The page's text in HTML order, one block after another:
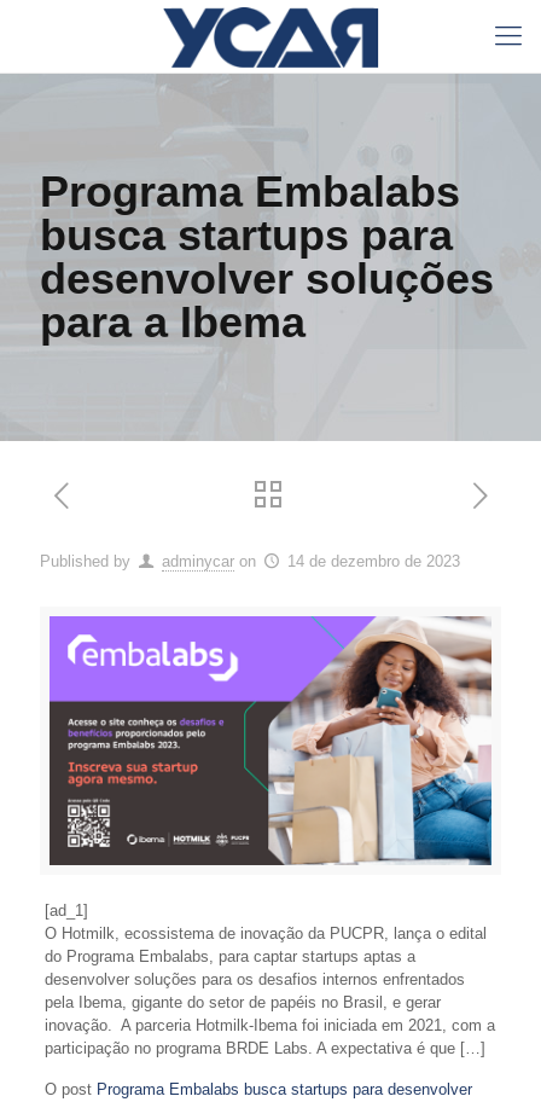
Programa Embalabs
busca startups para
desenvolver soluções
para a Ibema
Published by adminycar on 14 de dezembro de 2023
[ad_1]
O Hotmilk, ecossistema de inovação da PUCPR, lança o edital
do Programa Embalabs, para captar startups aptas a
desenvolver soluções para os desafios internos enfrentados
pela Ibema, gigante do setor de papéis no Brasil, e gerar
inovação. A parceria Hotmilk-Ibema foi iniciada em 2021, com a
participação no programa BRDE Labs. A expectativa é que […]
O post Programa Embalabs busca startups para desenvolver